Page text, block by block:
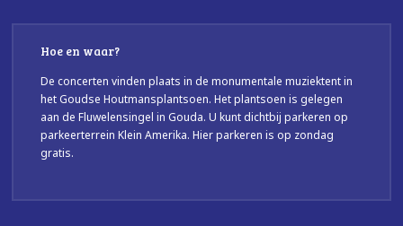
Hoe en waar?
De concerten vinden plaats in de monumentale muziektent in
het Goudse Houtmansplantsoen. Het plantsoen is gelegen
aan de Fluwelensingel in Gouda. U kunt dichtbij parkeren op
parkeerterrein Klein Amerika. Hier parkeren is op zondag
gratis.